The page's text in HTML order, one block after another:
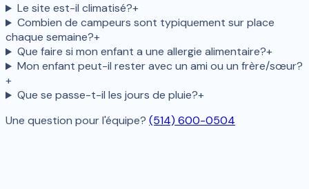
Le site est-il climatisé?+
Combien de campeurs sont typiquement sur place
chaque semaine?+
Que faire si mon enfant a une allergie alimentaire?+
Mon enfant peut-il rester avec un ami ou un frère/sœur?
+
Que se passe-t-il les jours de pluie?+
Une question pour l'équipe? (514) 600-0504